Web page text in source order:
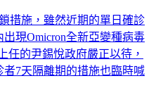
措施，雖然近期的單日確診
現Omicron全新亞變種病毒
任的尹錫悅政府嚴正以待，
7天隔離期的措施也臨時喊